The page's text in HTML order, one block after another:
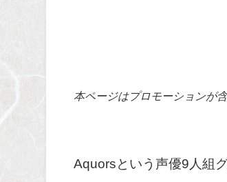
本ページはプロモーションが
Aquorsという声優9人組